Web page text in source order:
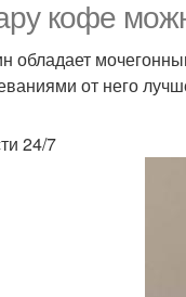
кофе
обладает
от него
24/7